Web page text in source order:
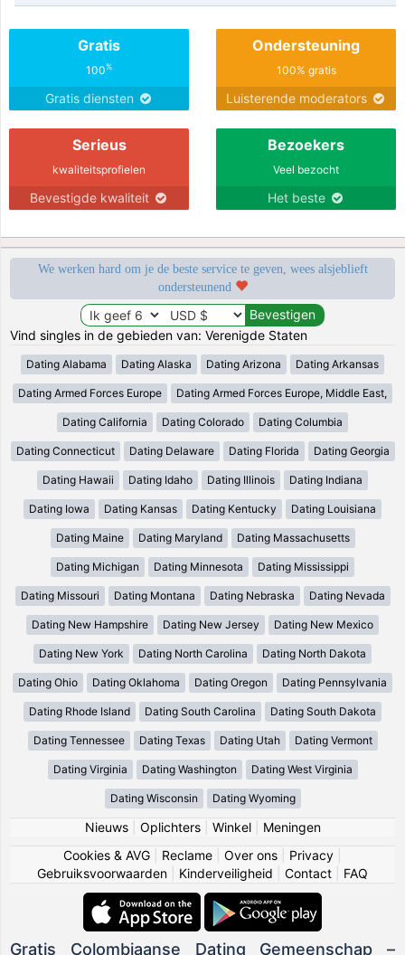
Gratis
100%
Gratis diensten
Ondersteuning
100% gratis
Luisterende moderators
Serieus
kwaliteitsprofielen
Bevestigde kwaliteit
Bezoekers
Veel bezocht
Het beste
We werken hard om je de beste service te geven, wees alsjeblieft
ondersteunend
Vind singles in de gebieden van: Verenigde Staten
Dating Alabama Dating Alaska Dating Arizona Dating Arkansas
Dating Armed Forces Europe Dating Armed Forces Europe, Middle East,
Dating California Dating Colorado Dating Columbia
Dating Connecticut Dating Delaware Dating Florida Dating Georgia
Dating Hawaii Dating Idaho Dating Illinois Dating Indiana
Dating Iowa Dating Kansas Dating Kentucky Dating Louisiana
Dating Maine Dating Maryland Dating Massachusetts
Dating Michigan Dating Minnesota Dating Mississippi
Dating Missouri Dating Montana Dating Nebraska Dating Nevada
Dating New Hampshire Dating New Jersey Dating New Mexico
Dating New York Dating North Carolina Dating North Dakota
Dating Ohio Dating Oklahoma Dating Oregon Dating Pennsylvania
Dating Rhode Island Dating South Carolina Dating South Dakota
Dating Tennessee Dating Texas Dating Utah Dating Vermont
Dating Virginia Dating Washington Dating West Virginia
Dating Wisconsin Dating Wyoming
Nieuws| Oplichters| Winkel| Meningen
Cookies & AVG
Reclame Over ons Privacy
Gebruiksvoorwaarden
Kinderveiligheid Contact FAQ
Gratis Colombiaanse Dating Gemeenschap –